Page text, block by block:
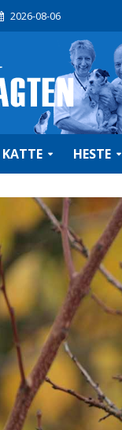
2026-08-06
KATTE HESTE